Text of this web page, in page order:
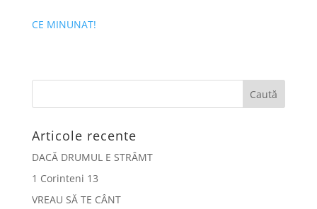
CE MINUNAT!
Articole recente
DACĂ DRUMUL E STRÂMT
1 Corinteni 13
VREAU SĂ TE CÂNT